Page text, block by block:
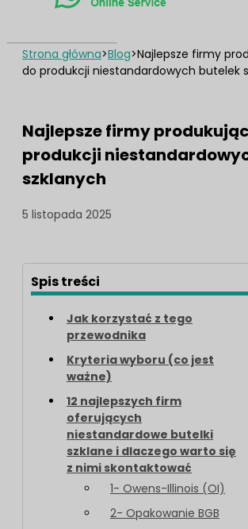
Strona główna>Blog>Najlepsze firmy
do produkcji niestandardowych butelek
Najlepsze firmy
produkcji
szklanych
5 listopada 2025
Spis treści
Jak korzystać z tego
przewodnika
Kryteria wyboru (co jest
ważne)
12 najlepszych firm
oferujących
niestandardowe butelki
szklane i dlaczego warto się
z nimi skontaktować
1- Owens-Illinois (OI)
2- Opakowanie BGB